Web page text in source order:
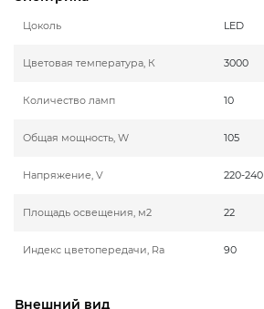
Цоколь LED
Цветовая температура, К 3000
Количество ламп 10
Общая мощность, W 105
Напряжение, V 220-240
Площадь освещения, м2 22
Индекс цветопередачи, Ra 90
Внешний вид